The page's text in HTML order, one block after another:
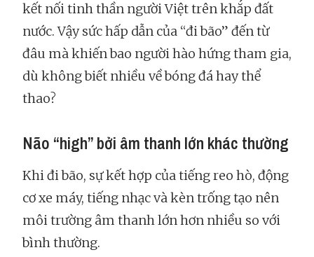
kết nối tinh thần người Việt trên khắp đất
nước. Vậy sức hấp dẫn của “đi bão” đến từ
đâu mà khiến bao người hào hứng tham gia,
dù không biết nhiều về bóng đá hay thể
thao?
Não “high” bởi âm thanh lớn khác thường
Khi đi bão, sự kết hợp của tiếng reo hò, động
cơ xe máy, tiếng nhạc và kèn trống tạo nên
môi trường âm thanh lớn hơn nhiều so với
bình thường.